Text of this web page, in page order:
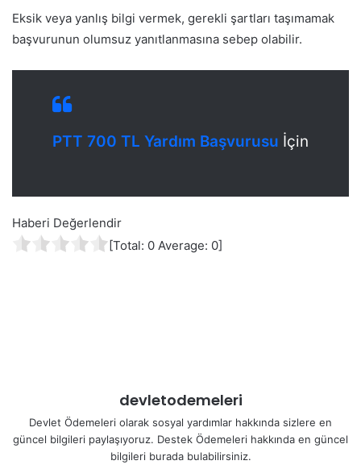
Eksik veya yanlış bilgi vermek, gerekli şartları taşımamak
başvurunun olumsuz yanıtlanmasına sebep olabilir.
PTT 700 TL Yardım Başvurusu İçin
Haberi Değerlendir
[Total: 0 Average: 0]
devletodemeleri
Devlet Ödemeleri olarak sosyal yardımlar hakkında sizlere en
güncel bilgileri paylaşıyoruz. Destek Ödemeleri hakkında en güncel
bilgileri burada bulabilirsiniz.